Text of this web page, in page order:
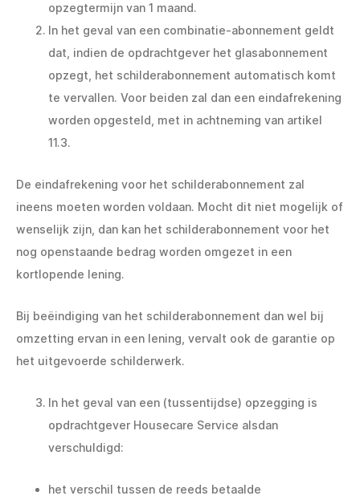
opzegtermijn van 1 maand.
In het geval van een combinatie-abonnement geldt
dat, indien de opdrachtgever het glasabonnement
opzegt, het schilderabonnement automatisch komt
te vervallen. Voor beiden zal dan een eindafrekening
worden opgesteld, met in achtneming van artikel
11.3.
De eindafrekening voor het schilderabonnement zal
ineens moeten worden voldaan. Mocht dit niet mogelijk of
wenselijk zijn, dan kan het schilderabonnement voor het
nog openstaande bedrag worden omgezet in een
kortlopende lening.
Bij beëindiging van het schilderabonnement dan wel bij
omzetting ervan in een lening, vervalt ook de garantie op
het uitgevoerde schilderwerk.
In het geval van een (tussentijdse) opzegging is
opdrachtgever Housecare Service alsdan
verschuldigd:
het verschil tussen de reeds betaalde